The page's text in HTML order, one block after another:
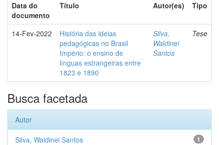
Data do
documento
Título Autor(es) Tipo
14-Fev-2022
História das ideias
pedagógicas no Brasil
Império: o ensino de
línguas estrangeiras entre
1823 e 1890
Silva,
Waldinei
Santos
Tese
Busca facetada
Autor
1
Silva, Waldinei Santos